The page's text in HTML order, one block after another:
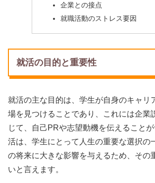
企業との接点
就職活動のストレス要因
就活の目的と重要性
就活の主な目的は、学生が自身のキャリ
場を見つけることであり、これには企業
じて、自己PRや志望動機を伝えること
活は、学生にとって人生の重要な選択の
の将来に大きな影響を与えるため、その
いと言えます。